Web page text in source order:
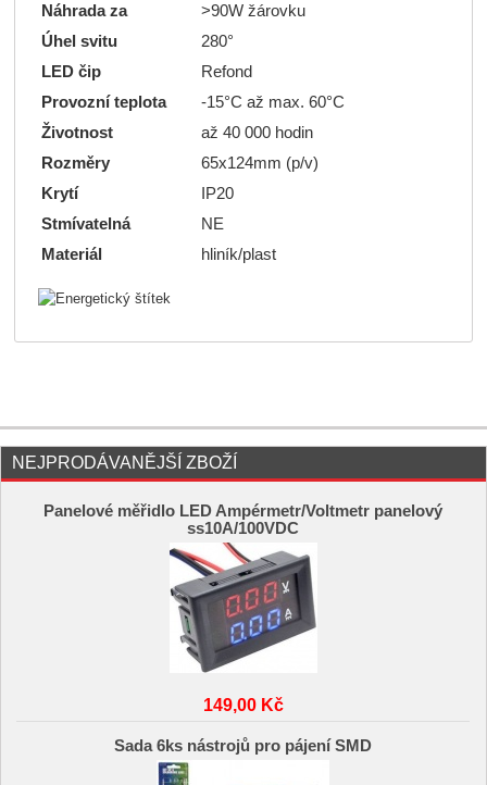
Náhrada za
>90W žárovku
Úhel svitu
280°
LED čip
Refond
Provozní teplota
-15°C až max. 60°C
Životnost
až 40 000 hodin
Rozměry
65x124mm (p/v)
Krytí
IP20
Stmívatelná
NE
Materiál
hliník/plast
NEJPRODÁVANĚJŠÍ ZBOŽÍ
Panelové měřidlo LED Ampérmetr/Voltmetr panelový
ss10A/100VDC
149,00 Kč
Sada 6ks nástrojů pro pájení SMD